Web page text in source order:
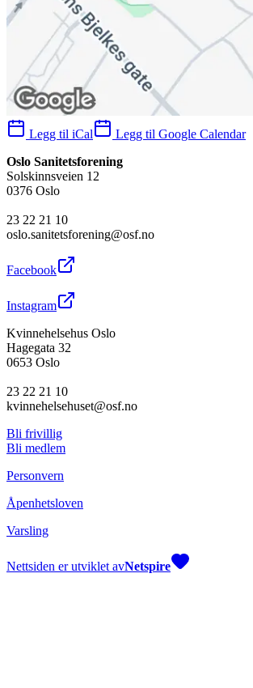
Legg til iCal
Legg til Google Calendar
Oslo Sanitetsforening
Solskinnsveien 12
0376 Oslo
23 22 21 10
oslo.sanitetsforening@osf.no
Facebook
Instagram
Kvinnehelsehus Oslo
Hagegata 32
0653 Oslo
23 22 21 10
kvinnehelsehuset@osf.no
Bli frivillig
Bli medlem
Personvern
Åpenhetsloven
Varsling
Nettsiden er utviklet avNetspire